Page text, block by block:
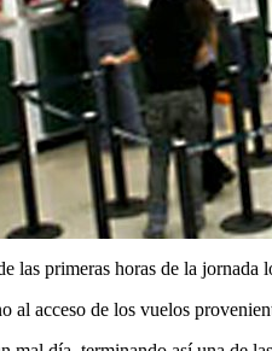
las primeras horas de la
al acceso de los vuelos